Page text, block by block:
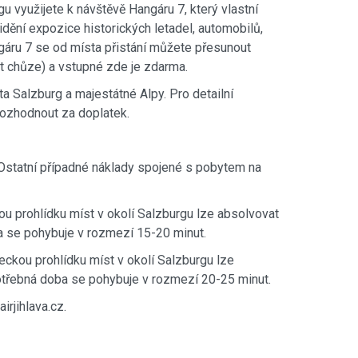
využijete k návštěvě Hangáru 7, který vlastní
expozice historických letadel, automobilů,
7 se od místa přistání můžete přesunout
chůze) a vstupné zde je zdarma.
Salzburg a majestátné Alpy. Pro detailní
za doplatek.
případné náklady spojené s pobytem na
prohlídku míst v okolí Salzburgu lze absolvovat
se pohybuje v rozmezí 15-20 minut.
prohlídku míst v okolí Salzburgu lze
doba se pohybuje v rozmezí 20-25 minut.